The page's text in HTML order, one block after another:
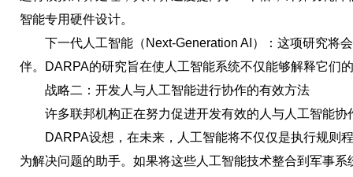
智能专用硬件设计。
下一代人工智能（Next-Generation AI）：这项研究将
伴。DARPA的研究旨在使人工智能系统不仅能够解释它们
战略二：开发人与人工智能进行协作的有效方法
许多联邦机构正在努力促进开发有效的人与人工智能协
DARPA设想，在未来，人工智能将不仅仅是执行规则
为解决问题的助手。如果将这些人工智能技术整合到军事